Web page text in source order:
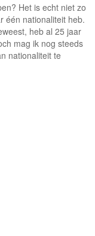
Het is echt niet zo
één nationaliteit heb.
heb al 25 jaar
mag ik nog steeds
nationaliteit te